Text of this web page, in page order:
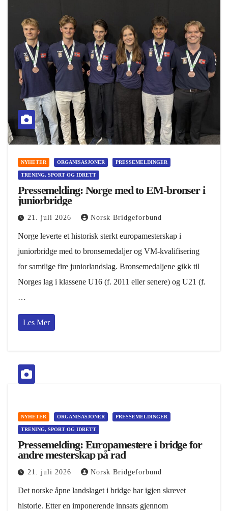
NYHETER ORGANISASJONER PRESSEMELDINGER
TRENING, SPORT OG IDRETT
Pressemelding: Norge med to EM-bronser i
juniorbridge
21. juli 2026 Norsk Bridgeforbund
Norge leverte et historisk sterkt europamesterskap i
juniorbridge med to bronsemedaljer og VM-kvalifisering
for samtlige fire juniorlandslag. Bronsemedaljene gikk til
Norges lag i klassene U16 (f. 2011 eller senere) og U21 (f.
…
Les Mer
NYHETER ORGANISASJONER PRESSEMELDINGER
TRENING, SPORT OG IDRETT
Pressemelding: Europamestere i bridge for
andre mesterskap på rad
21. juli 2026 Norsk Bridgeforbund
Det norske åpne landslaget i bridge har igjen skrevet
historie. Etter en imponerende innsats gjennom